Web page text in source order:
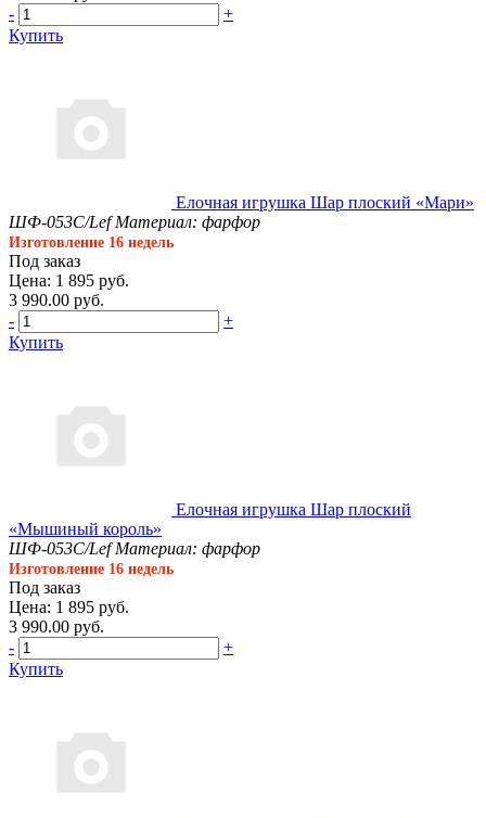
-
+
Купить
Елочная игрушка Шар плоский «Мари»
ШФ-053С/Lef Материал: фарфор
Изготовление 16 недель
Под заказ
Цена: 1 895 руб.
3 990.00 руб.
-
+
Купить
Елочная игрушка Шар плоский
«Мышиный король»
ШФ-053С/Lef Материал: фарфор
Изготовление 16 недель
Под заказ
Цена: 1 895 руб.
3 990.00 руб.
-
+
Купить